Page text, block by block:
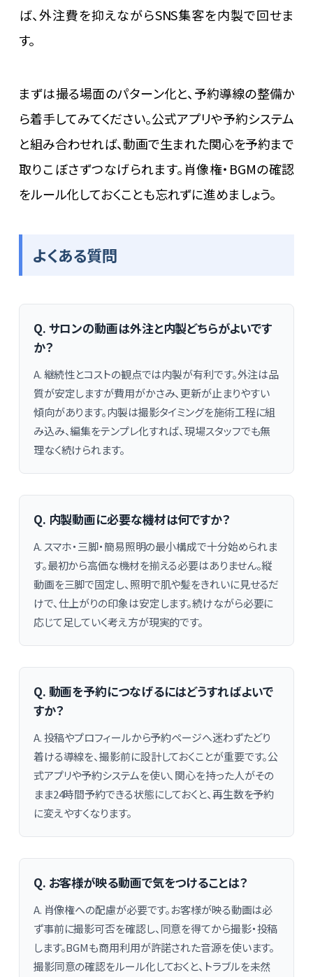
ば、外注費を抑えながらSNS集客を内製で回せま
す。
まずは撮る場面のパターン化と、予約導線の整備か
ら着手してみてください。公式アプリや予約システム
と組み合わせれば、動画で生まれた関心を予約まで
取りこぼさずつなげられます。肖像権・BGMの確認
をルール化しておくことも忘れずに進めましょう。
よくある質問
Q. サロンの動画は外注と内製どちらがよいです
か？
A. 継続性とコストの観点では内製が有利です。外注は品
質が安定しますが費用がかさみ、更新が止まりやすい
傾向があります。内製は撮影タイミングを施術工程に組
み込み、編集をテンプレ化すれば、現場スタッフでも無
理なく続けられます。
Q. 内製動画に必要な機材は何ですか？
A. スマホ・三脚・簡易照明の最小構成で十分始められま
す。最初から高価な機材を揃える必要はありません。縦
動画を三脚で固定し、照明で肌や髪をきれいに見せるだ
けで、仕上がりの印象は安定します。続けながら必要に
応じて足していく考え方が現実的です。
Q. 動画を予約につなげるにはどうすればよいで
すか？
A. 投稿やプロフィールから予約ページへ迷わずたどり
着ける導線を、撮影前に設計しておくことが重要です。公
式アプリや予約システムを使い、関心を持った人がその
まま24時間予約できる状態にしておくと、再生数を予約
に変えやすくなります。
Q. お客様が映る動画で気をつけることは？
A. 肖像権への配慮が必要です。お客様が映る動画は必
ず事前に撮影可否を確認し、同意を得てから撮影・投稿
します。BGMも商用利用が許諾された音源を使います。
撮影同意の確認をルール化しておくと、トラブルを未然